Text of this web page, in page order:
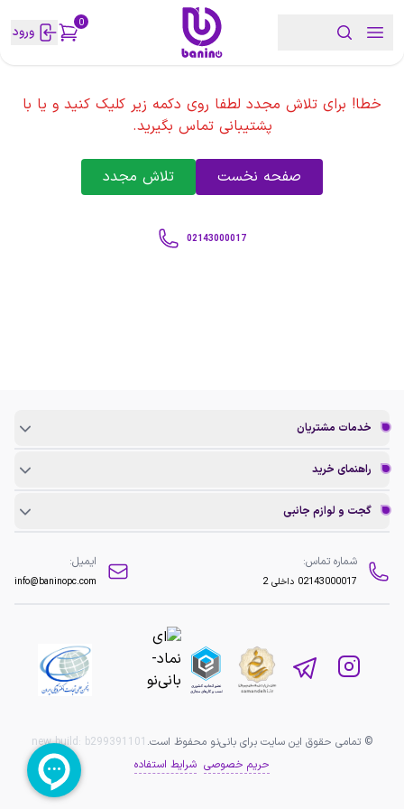
0 ورود
خطا! برای تلاش مجدد لطفا روی دکمه زیر کلیک کنید و یا با
پشتیبانی تماس بگیرید.
صفحه نخست تلاش مجدد
02143000017
خدمات مشتریان
راهنمای خرید
گجت و لوازم جانبی
شماره تماس:
02143000017 داخلی 2
ایمیل:
info@baninopc.com
© تمامی حقوق این سایت برای بانی‌نو محفوظ است. new build: b299391101
حریم خصوصی شرایط استفاده